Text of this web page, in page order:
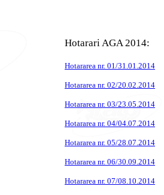
Hotarari AGA 2014:
Hotararea nr. 01/31.01.2014
Hotararea nr. 02/20.02.2014
Hotararea nr. 03/23.05.2014
Hotararea nr. 04/04.07.2014
Hotararea nr. 05/28.07.2014
Hotararea nr. 06/30.09.2014
Hotararea nr. 07/08.10.2014